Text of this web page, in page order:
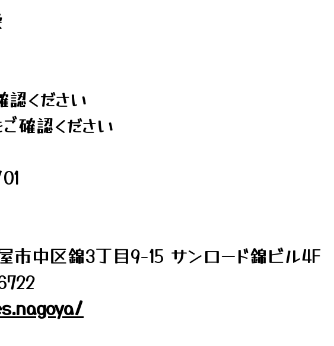
ください
確認ください
市中区錦3丁目9-15 サンロード錦ビル4F